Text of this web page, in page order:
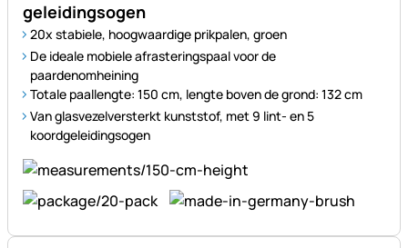
geleidingsogen
20x stabiele, hoogwaardige prikpalen, groen
De ideale mobiele afrasteringspaal voor de
paardenomheining
Totale paallengte: 150 cm, lengte boven de grond: 132 cm
Van glasvezelversterkt kunststof, met 9 lint- en 5
koordgeleidingsogen